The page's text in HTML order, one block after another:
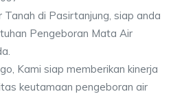
di Pasirtanjung, siap anda
Pengeboran Mata Air
Kami siap memberikan kinerja
keutamaan pengeboran air